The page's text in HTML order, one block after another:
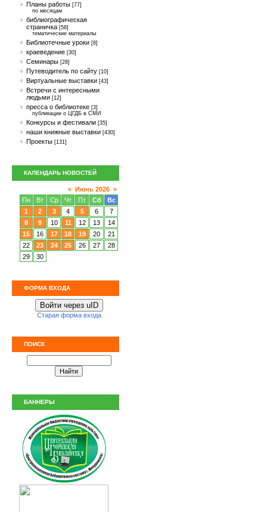
Планы работы [77]
по месяцам
библиографическая
страничка [58]
тематические материалы
Библиотечные уроки [8]
краеведение [30]
Семинары [28]
Путеводитель по сайту [10]
Виртуальные выставки [43]
Встречи с интересными
людьми [12]
пресса о библиотеке [3]
публикации о ЦГДБ в СМИ
Конкурсы и фестивали [35]
наши книжные выставки [430]
Проекты [131]
КАЛЕНДАРЬ НОВОСТЕЙ
« Июнь 2026 »
Пн
Вт Ср Чт Пт Сб
Вс
1
2 3 4 5 6
7
8
9 10 11 12 13
14
15
16 17 18 19 20
21
22
23 24 25 26 27
28
29
30
ФОРМА ВХОДА
Войти через uID
Старая форма входа
ПОИСК
БАННЕРЫ